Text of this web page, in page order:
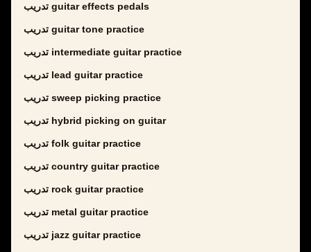
تدريب guitar effects pedals
تدريب guitar tone practice
تدريب intermediate guitar practice
تدريب lead guitar practice
تدريب sweep picking practice
تدريب hybrid picking on guitar
تدريب folk guitar practice
تدريب country guitar practice
تدريب rock guitar practice
تدريب metal guitar practice
تدريب jazz guitar practice